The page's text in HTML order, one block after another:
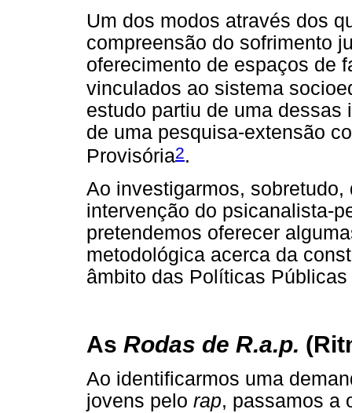
Um dos modos através dos
compreensão do sofrimento
oferecimento de espaços de
vinculados ao sistema
estudo partiu de uma
de uma pesquisa-extensão
Provisória2.
Ao investigarmos,
intervenção do psicanalista-
pretendemos oferecer
metodológica acerca da
âmbito das Políticas
As Rodas de R.a.p.
Ao identificarmos uma
jovens pelo rap, passamos a